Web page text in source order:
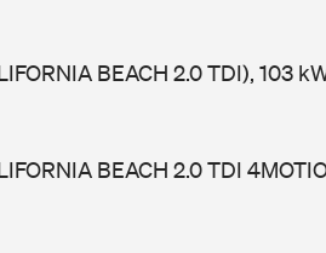
BEACH 2.0 TDI), 103
BEACH 2.0 TDI